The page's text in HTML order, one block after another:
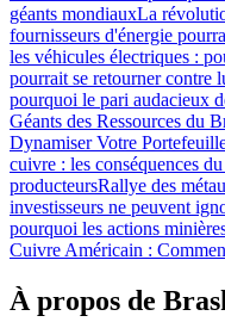
géants mondiauxLa
fournisseurs d'énergie
les véhicules électriques :
pourrait se retourner contre
pourquoi le pari audacieux
Géants des Ressources du
Dynamiser Votre
cuivre : les conséquences
producteursRallye des
investisseurs ne peuvent
pourquoi les actions
Cuivre Américain :
À propos de